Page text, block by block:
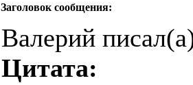
Заголовок сообщения:
Валерий
Цитата: